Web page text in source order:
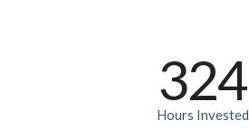
324
Hours Invested